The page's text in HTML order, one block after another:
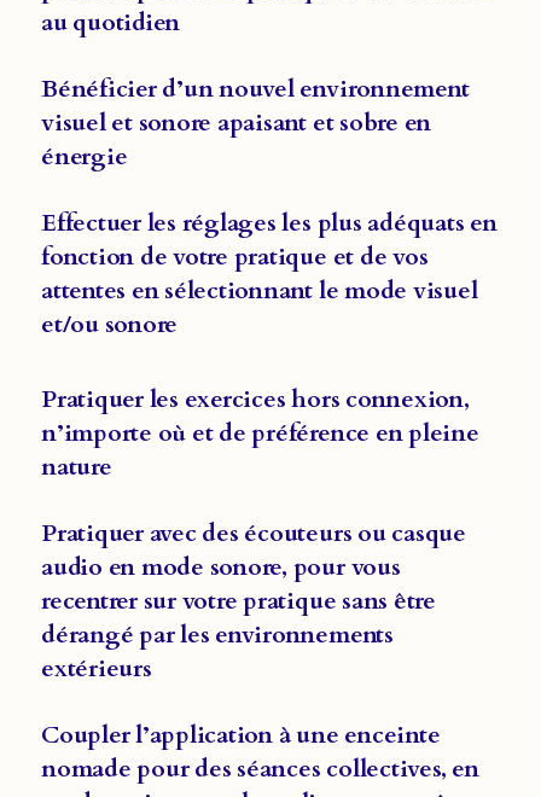
au quotidien
Bénéficier d’un nouvel environnement
visuel et sonore apaisant et sobre en
énergie
Effectuer les réglages les plus adéquats en
fonction de votre pratique et de vos
attentes en sélectionnant le mode visuel
et/ou sonore
Pratiquer les exercices hors connexion,
n’importe où et de préférence en pleine
nature
Pratiquer avec des écouteurs ou casque
audio en mode sonore, pour vous
recentrer sur votre pratique sans être
dérangé par les environnements
extérieurs
Coupler l’application à une enceinte
nomade pour des séances collectives, en